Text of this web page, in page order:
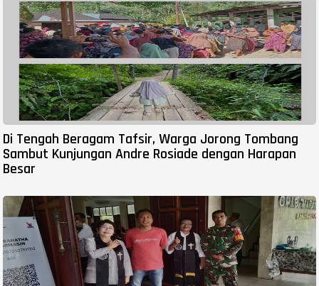
Di Tengah Beragam Tafsir, Warga Jorong Tombang
Sambut Kunjungan Andre Rosiade dengan Harapan
Besar